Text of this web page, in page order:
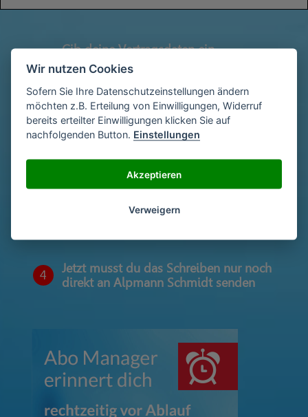
1
Gib deine Vertragsdaten ein
(Diese findest du auf deiner letzen
Abrechnung)
2
Gib deinen Namen und deine Adresse
Namen oder lade eine Unterschrift hoch
4
Jetzt musst du das Schreiben nur noch
direkt an Alpmann Schmidt senden
Wir nutzen Cookies
Sofern Sie Ihre Datenschutzeinstellungen ändern
möchten z.B. Erteilung von Einwilligungen, Widerruf
bereits erteilter Einwilligungen klicken Sie auf
nachfolgenden Button. Einstellungen
Akzeptieren
Verweigern